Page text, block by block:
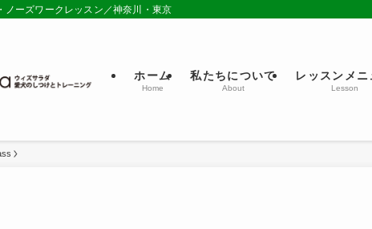
ノーズワークレッスン／神奈川・東京
ホーム
Home
私たちについて
About
レッスンメニ
Lesson